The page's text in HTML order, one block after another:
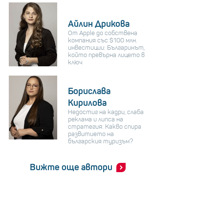
Айлин Дрикова
От Apple до собствена
компания със $100 млн.
инвестиции: Българинът,
който превърна лицето в
ключ
Борислава
Кирилова
Недостиг на кадри, слаба
реклама и липса на
стратегия: Какво спира
развитието на
българския туризъм?
Вижте още автори